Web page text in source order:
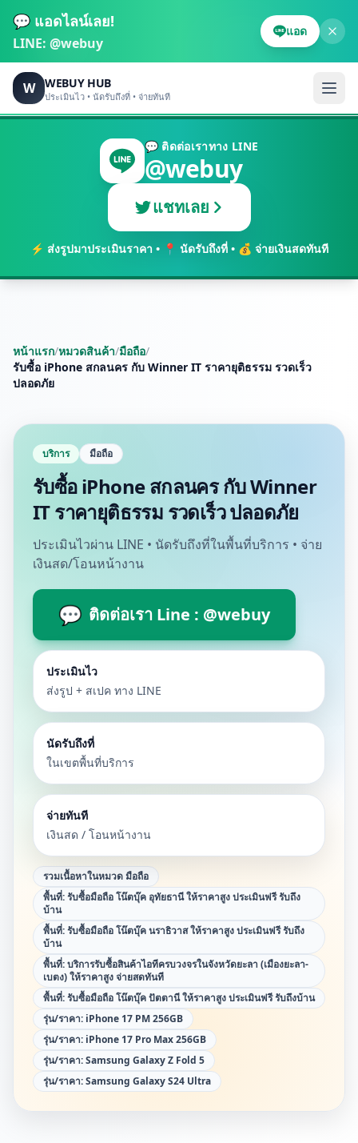
💬 แอดไลน์เลย!
LINE: @webuy
แอด
W WEBUY HUB
ประเมินไว • นัดรับถึงที่ • จ่ายทันที
💬 ติดต่อเราทาง LINE
@webuy
แชทเลย
⚡ ส่งรูปมาประเมินราคา • 📍 นัดรับถึงที่ • 💰 จ่ายเงินสดทันที
หน้าแรก/หมวดสินค้า/มือถือ/
รับซื้อ iPhone สกลนคร กับ Winner IT ราคายุติธรรม รวดเร็ว
ปลอดภัย
บริการ มือถือ
รับซื้อ iPhone สกลนคร กับ Winner
IT ราคายุติธรรม รวดเร็ว ปลอดภัย
ประเมินไวผ่าน LINE • นัดรับถึงที่ในพื้นที่บริการ • จ่าย
เงินสด/โอนหน้างาน
💬 ติดต่อเรา Line : @webuy
ประเมินไว
ส่งรูป + สเปค ทาง LINE
นัดรับถึงที่
ในเขตพื้นที่บริการ
จ่ายทันที
เงินสด / โอนหน้างาน
รวมเนื้อหาในหมวดมือถือ
พื้นที่:รับซื้อมือถือ โน๊ตบุ๊ค อุทัยธานี ให้ราคาสูง ประเมินฟรี รับถึง
บ้าน
พื้นที่:รับซื้อมือถือ โน๊ตบุ๊ค นราธิวาส ให้ราคาสูง ประเมินฟรี รับถึง
บ้าน
พื้นที่:บริการรับซื้อสินค้าไอทีครบวงจรในจังหวัดยะลา (เมืองยะลา-
เบตง) ให้ราคาสูง จ่ายสดทันที
พื้นที่:รับซื้อมือถือ โน๊ตบุ๊ค ปัตตานี ให้ราคาสูง ประเมินฟรี รับถึงบ้าน
รุ่น/ราคา: iPhone 17 PM 256GB
รุ่น/ราคา: iPhone 17 Pro Max 256GB
รุ่น/ราคา:Samsung Galaxy Z Fold 5
รุ่น/ราคา:Samsung Galaxy S24 Ultra